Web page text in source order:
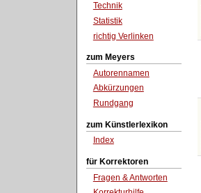
Technik
Statistik
richtig Verlinken
zum Meyers
Autorennamen
Abkürzungen
Rundgang
zum Künstlerlexikon
Index
für Korrektoren
Fragen & Antworten